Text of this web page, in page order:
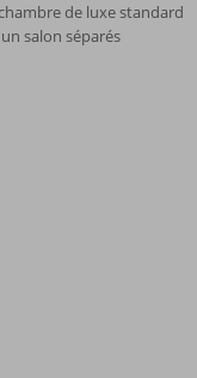
de luxe standard
salon séparés